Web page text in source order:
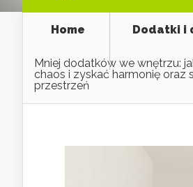
Home Dodatki i
Mniej dodatków we wnętrzu:
chaos i zyskać harmonię oraz
przestrzeń